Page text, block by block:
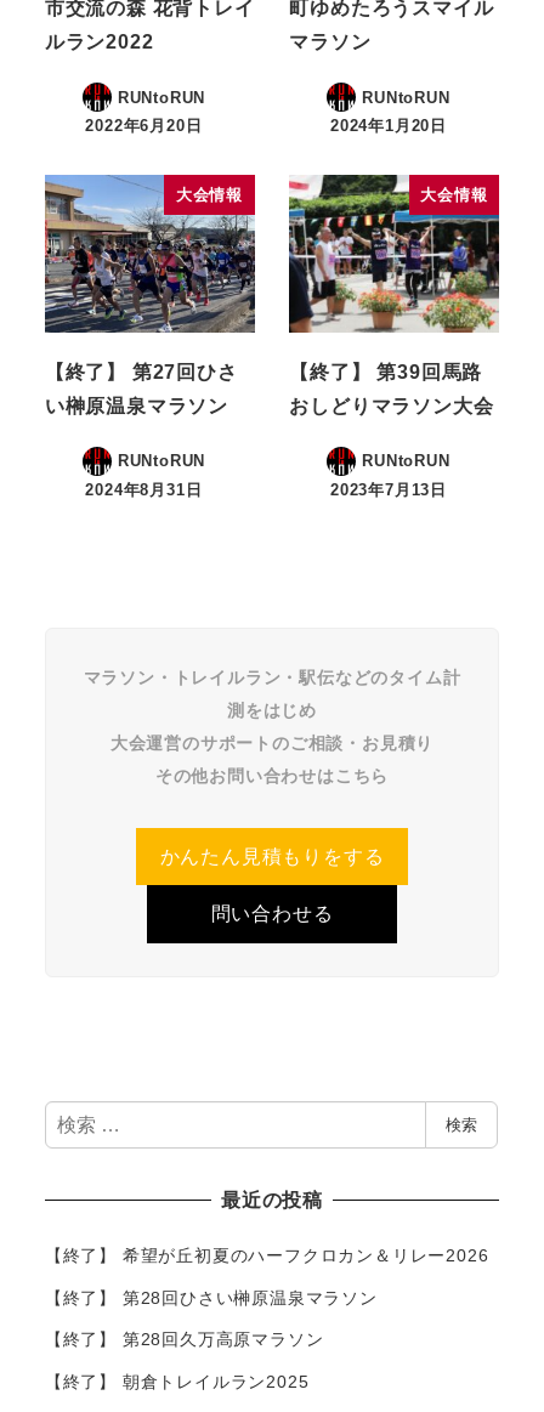
市交流の森 花背トレイ
ルラン2022
RUNtoRUN
2022年6月20日
町ゆめたろうスマイル
マラソン
RUNtoRUN
2024年1月20日
大会情報
【終了】 第27回ひさ
い榊原温泉マラソン
RUNtoRUN
2024年8月31日
大会情報
【終了】 第39回馬路
おしどりマラソン大会
RUNtoRUN
2023年7月13日
マラソン・トレイルラン・駅伝などのタイム計
測をはじめ
大会運営のサポートのご相談・お見積り
その他お問い合わせはこちら
かんたん見積もりをする
問い合わせる
検
索
検索
最近の投稿
【終了】 希望が丘初夏のハーフクロカン＆リレー2026
【終了】 第28回ひさい榊原温泉マラソン
【終了】 第28回久万高原マラソン
【終了】 朝倉トレイルラン2025